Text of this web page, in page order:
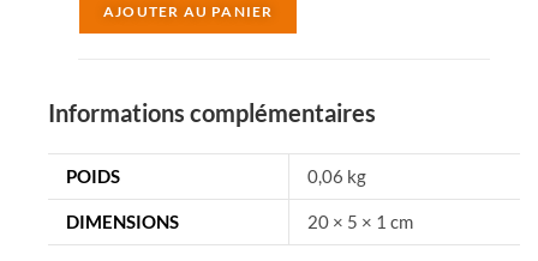
AJOUTER AU PANIER
a
Informations complémentaires
POIDS 0,06 kg
DIMENSIONS 20 × 5 × 1 cm